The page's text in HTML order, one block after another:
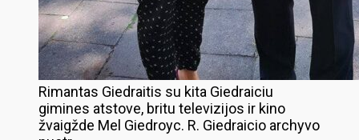
Rimantas Giedraitis su kita Giedraiciu
gimines atstove, britu televizijos ir kino
žvaigžde Mel Giedroyc. R. Giedraicio archyvo